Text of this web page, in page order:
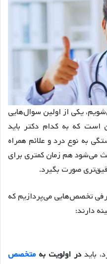
یکی از اولین سوال‌هایی
که به کدام دکتر باید
به نوع درد و علائم همراه
می‌شود هم زمان کمتری برای
صورت بگیرد.
تخصص‌هایی می‌پردازیم که
دارند:
بایددر اولویت بهمتخصص